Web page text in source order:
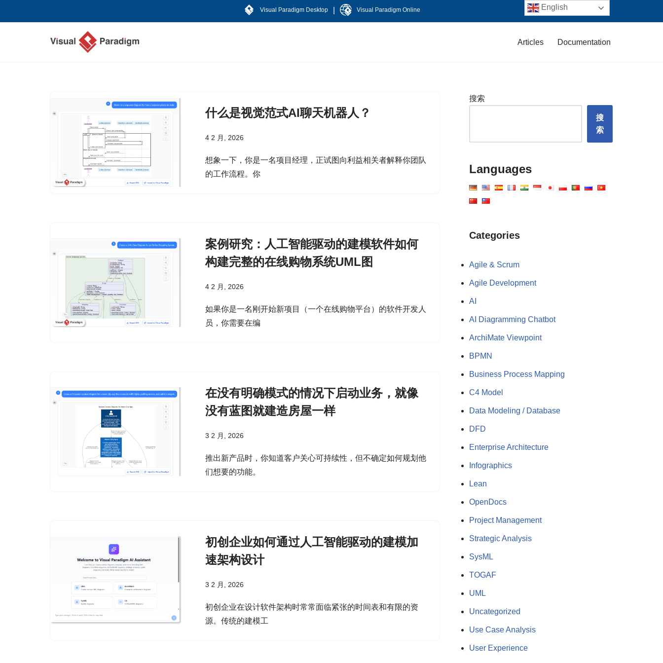
Visual Paradigm Desktop Visual Paradigm Online
Articles Documentation
什么是视觉范式AI聊天机器人？
4 2 月, 2026
想象一下，你是一名项目经理，正试图向利益相关者解释你团队
的工作流程。你
案例研究：人工智能驱动的建模软件如何
构建完整的在线购物系统UML图
4 2 月, 2026
如果你是一名刚开始新项目（一个在线购物平台）的软件开发人
员，你需要在编
在没有明确模式的情况下启动业务，就像
没有蓝图就建造房屋一样
3 2 月, 2026
推出新产品时，你知道客户关心可持续性，但不确定如何规划他
们想要的功能。
初创企业如何通过人工智能驱动的建模加
速架构设计
3 2 月, 2026
初创企业在设计软件架构时常常面临紧张的时间表和有限的资
源。传统的建模工
搜索
搜
索
Languages
Categories
Agile & Scrum
Agile Development
AI
AI Diagramming Chatbot
ArchiMate Viewpoint
BPMN
Business Process Mapping
C4 Model
Data Modeling / Database
DFD
Enterprise Architecture
Infographics
Lean
OpenDocs
Project Management
Strategic Analysis
SysML
TOGAF
UML
Uncategorized
Use Case Analysis
User Experience
English